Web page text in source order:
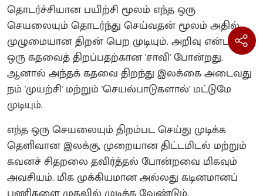
தொடர்ச்சியான பயிற்சி மூலம் எந்த ஒரு
செயலையும் தொடர்ந்து செய்வதன் மூலம் அதில்
முழுமையான திறன் பெற முடியும். அறிவு என்பது
ஒரு கதவைத் திறப்பதற்கான 'சாவி' போன்றது.
ஆனால் அந்தக் கதவை திறந்து இலக்கை அடைவது
நம் 'முயற்சி' மற்றும் 'செயல்பாடுகளால்' மட்டுமே
முடியும்.
எந்த ஒரு செயலையும் திறம்பட செய்து முடிக்க
தெளிவான இலக்கு, முறையான திட்டமிடல் மற்றும்
கவனச் சிதறலை தவிர்த்தல் போன்றவை மிகவும்
அவசியம். மிக முக்கியமான அல்லது கடினமானப்